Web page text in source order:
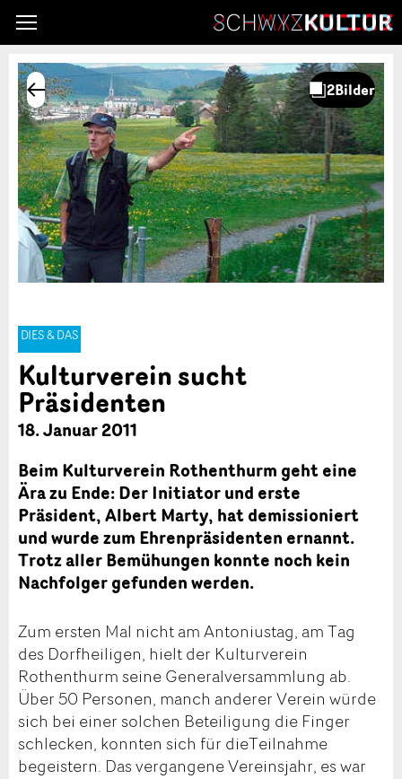
DIES & DAS
Kulturverein sucht
Präsidenten
18. Januar 2011
Beim Kulturverein Rothenthurm geht eine
Ära zu Ende: Der Initiator und erste
Präsident, Albert Marty, hat demissioniert
und wurde zum Ehrenpräsidenten ernannt.
Trotz aller Bemühungen konnte noch kein
Nachfolger gefunden werden.
Zum ersten Mal nicht am Antoniustag, am Tag
des Dorfheiligen, hielt der Kulturverein
Rothenthurm seine Generalversammlung ab.
Über 50 Personen, manch anderer Verein würde
sich bei einer solchen Beteiligung die Finger
schlecken, konnten sich für dieTeilnahme
begeistern. Das vergangene Vereinsjahr, es war